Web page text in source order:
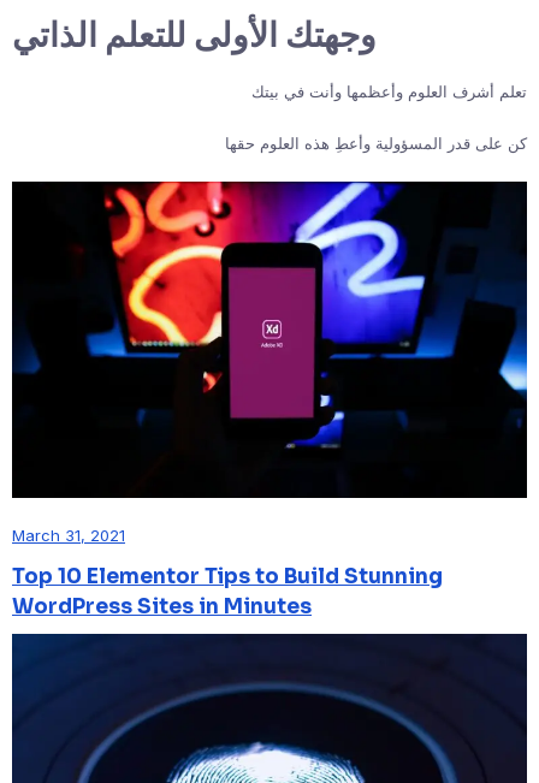
وجهتك الأولى للتعلم الذاتي
تعلم أشرف العلوم وأعظمها وأنت في بيتك
كن على قدر المسؤولية وأعطِ هذه العلوم حقها
March 31, 2021
Top 10 Elementor Tips to Build Stunning
WordPress Sites in Minutes